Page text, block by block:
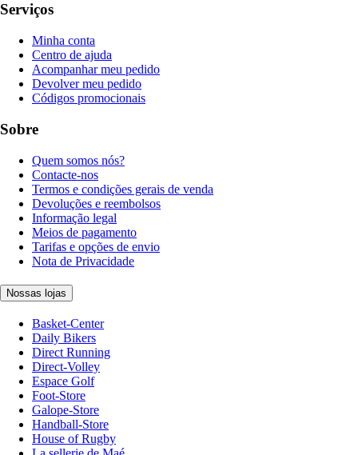
Serviços
Minha conta
Centro de ajuda
Acompanhar meu pedido
Devolver meu pedido
Códigos promocionais
Sobre
Quem somos nós?
Contacte-nos
Termos e condições gerais de venda
Devoluções e reembolsos
Informação legal
Meios de pagamento
Tarifas e opções de envio
Nota de Privacidade
Nossas lojas
Basket-Center
Daily Bikers
Direct Running
Direct-Volley
Espace Golf
Foot-Store
Galope-Store
Handball-Store
House of Rugby